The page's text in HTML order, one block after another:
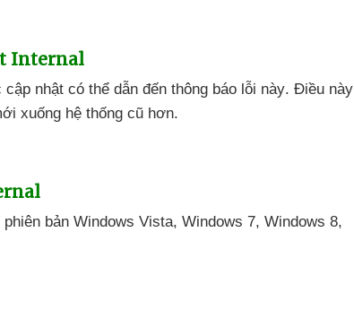
Internal
cập nhật có thể dẫn đến thông báo lỗi này. Điều này
xuống hệ thống cũ hơn.
phiên bản Windows Vista, Windows 7, Windows 8,